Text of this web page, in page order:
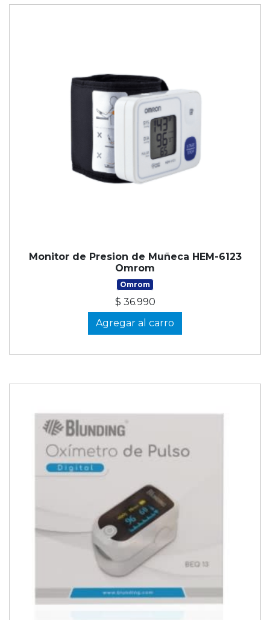
Monitor de Presion de Muñeca HEM-6123
Omrom
Omrom
$ 36.990
Agregar al carro